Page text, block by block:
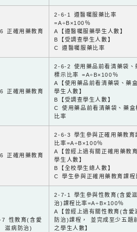
正確用藥教育
2-6-1 遵醫囑服藥比率
=A÷B×100％
A【遵醫囑服藥學生人數】
B【受調查學生人數】
C 遵醫囑服藥比率
正確用藥教育
2-6-2 使用藥品前看清藥袋、
標示比率 =A÷B×100％
A【使用藥品前看清藥袋、藥
學生人數】
B【受調查學生人數】
C 使用藥品前看清藥袋、藥盒
比率
正確用藥教育
2-6-3 學生參與正確用藥教育
比率=A÷B×100％
A【曾經上過有關正確用藥教
學生人數】
B【全校學生總人數】
C 學生參與正確用藥教育課程
7 性教育(含愛
滋病防治)
2-7-1 學生參與性教育(含愛
治)課程比率=A÷B×100％
A【曾經上過有關性教育(含愛
防治)課程， 並完成至少五題
之學生人數】